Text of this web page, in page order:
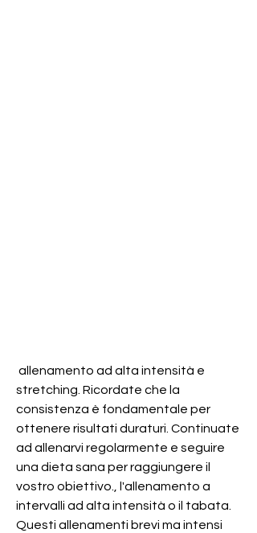
stretching. Ricordate che la
consistenza è fondamentale per
ottenere risultati duraturi. Continuate
ad allenarvi regolarmente e seguire
una dieta sana per raggiungere il
vostro obiettivo., l'allenamento a
intervalli ad alta intensità o il tabata.
Questi allenamenti brevi ma intensi